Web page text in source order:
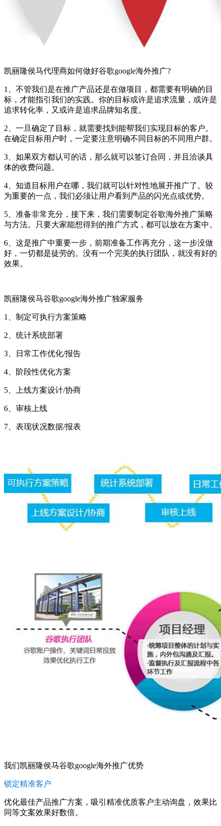
凯丽隆侯马代理商如何做好谷歌google海外推广?
1、不管我们是在推广产品还是在做项目，都需要有明确的目
标，才能指引我们的实践。你的目标或许是追求流量，或许是
追求转化率，又或许是追求品牌知名度。
2、一旦确定了目标，就需要找到能帮我们实现目标的客户。
在确定目标用户时，一定要注意明确不同目标的不同用户群。
3、如果双方都认可的话，那么就可以签订合同，并且洽谈具
体的收费问题。
4、知道目标用户在哪，我们就可以针对性地展开推广了。较
为重要的一点，我们必须让用户看到产品的闪光点或优势。
5、准备非常充分，接下来，我们需要制定谷歌海外推广策略
与方法。只要大家能想得到的推广方式，都可以放在方案中。
6、这是推广中重要一步，前期准备工作再充分，这一步没做
好，一切都是徒劳的。没有一个完美的执行团队，就没有好的
效果。
凯丽隆侯马谷歌google海外推广独家服务
1、制定可执行方案策略
2、统计系统部署
3、日常工作优化/报告
4、阶段性优化方案
5、上线方案设计/协商
6、审核上线
7、表现状况数据/报表
我们凯丽隆侯马谷歌google海外推广优势
锁定精准客户
优化最佳产品推广方案，吸引精准优质客户主动询盘，效果比
同等文案效果好数倍。